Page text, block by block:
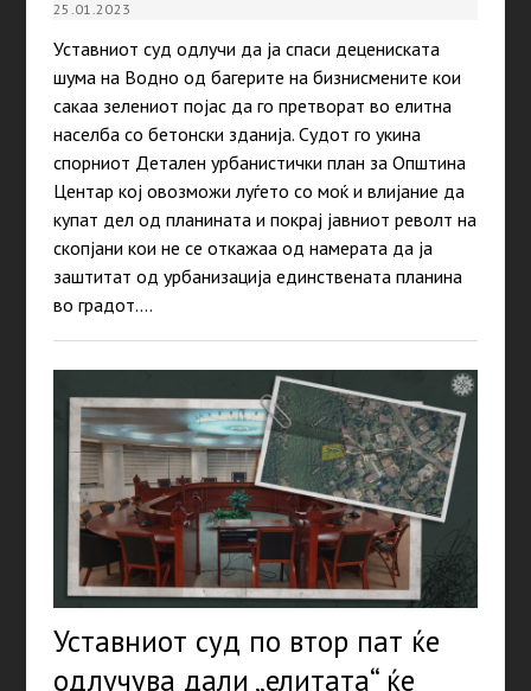
25.01.2023
Уставниот суд одлучи да ја спаси децениската
шума на Водно од багерите на бизнисмените кои
сакаа зелениот појас да го претворат во елитна
населба со бетонски зданија. Судот го укина
спорниот Детален урбанистички план за Општина
Центар кој овозможи луѓето со моќ и влијание да
купат дел од планината и покрај јавниот револт на
скопјани кои не се откажаа од намерата да ја
заштитат од урбанизација единствената планина
во градот.…
Уставниот суд по втор пат ќе
одлучува дали „елитата“ ќе